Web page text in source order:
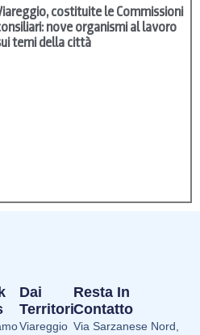
costituite le Commissioni
nove organismi al lavoro
temi della città
Dai
Territori
Viareggio
Resta In
Contatto
Via Sarzanese Nord,